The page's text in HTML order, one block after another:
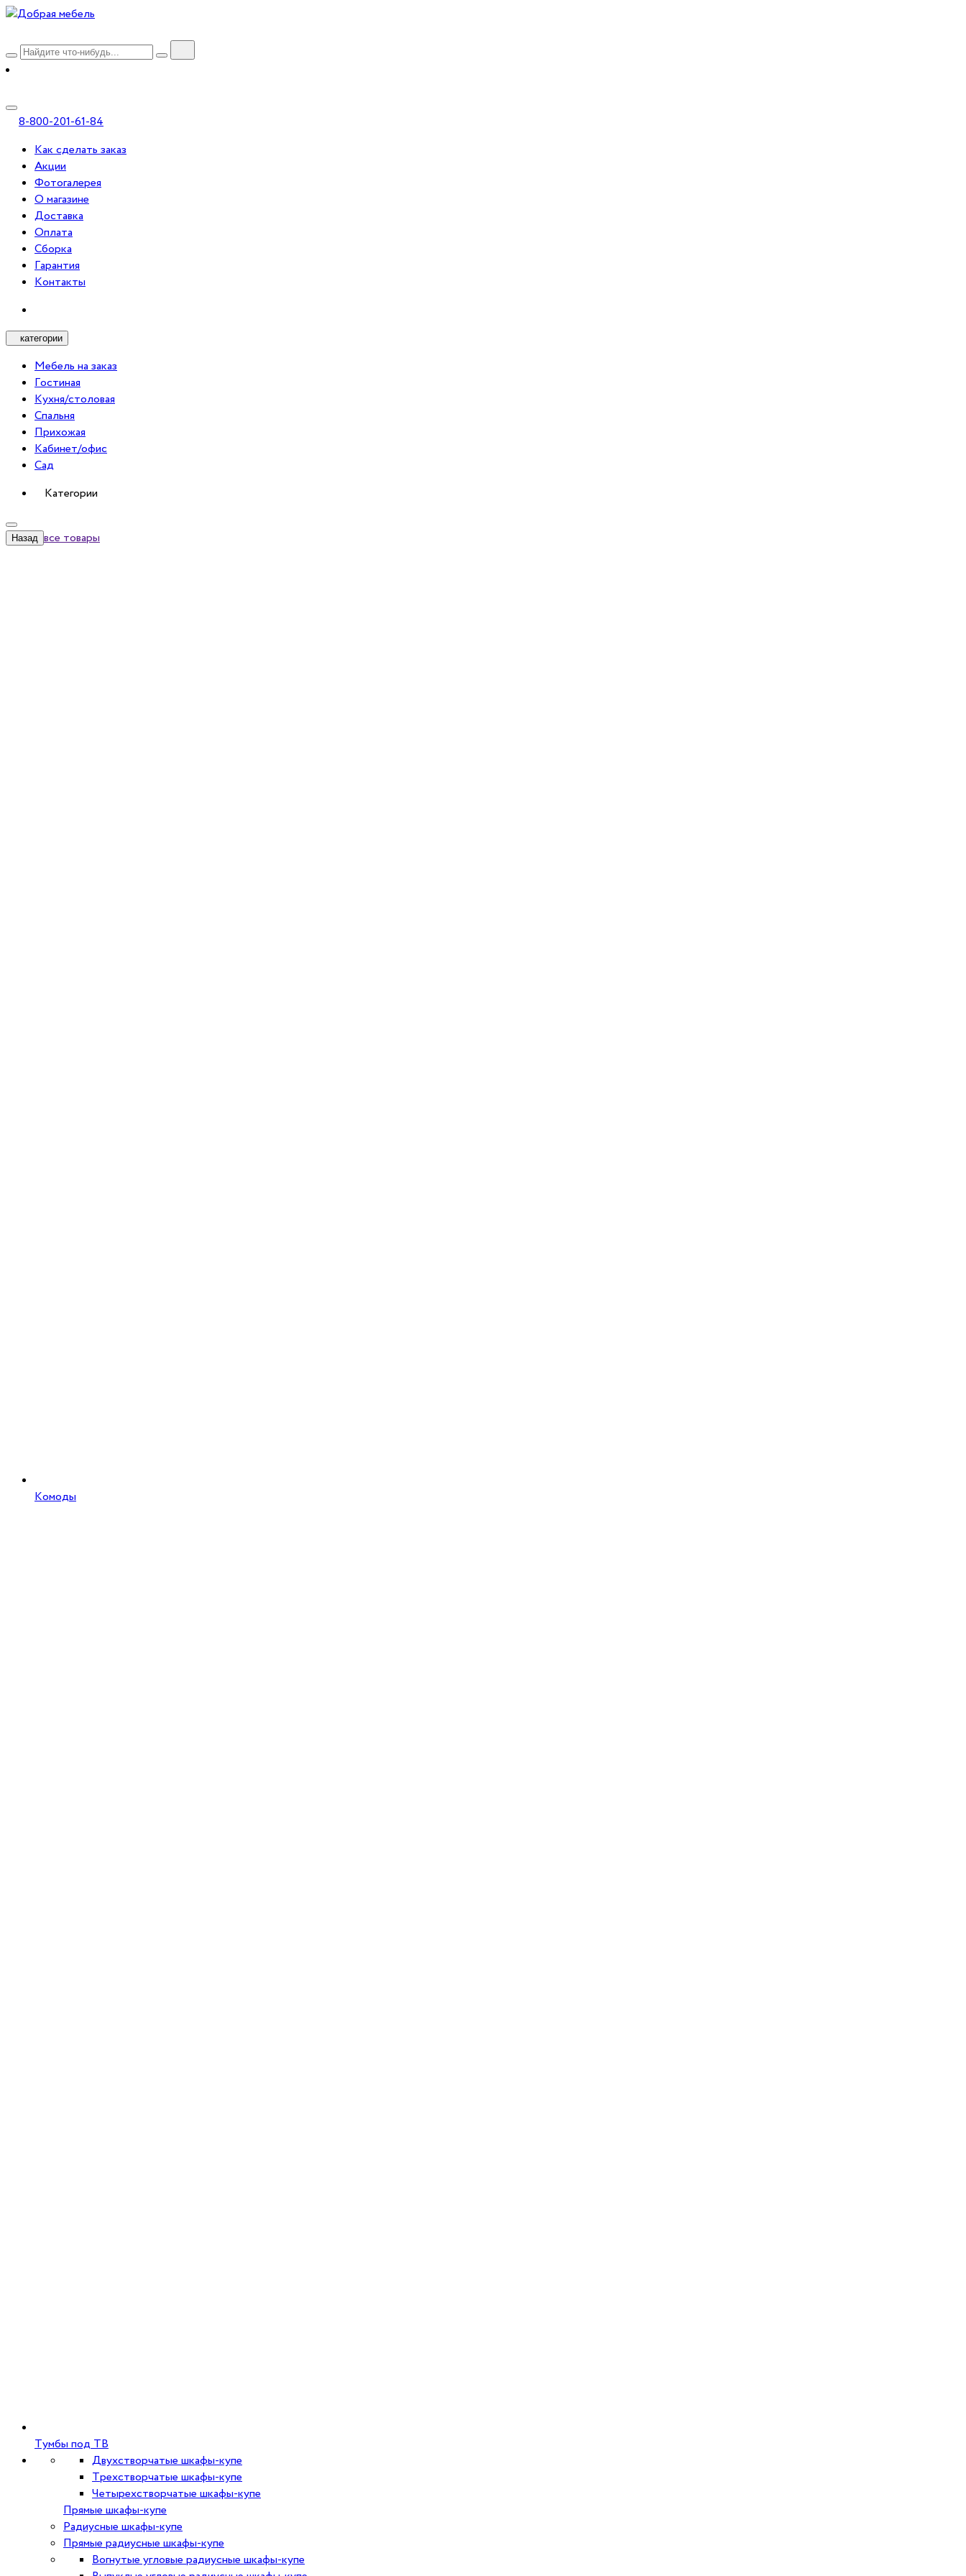
8-800-201-61-84
Как сделать заказ
Акции
Фотогалерея
О магазине
Доставка
Оплата
Сборка
Гарантия
Контакты
категории
Мебель на заказ
Гостиная
Кухня/столовая
Спальня
Прихожая
Кабинет/офис
Сад
Категории
Назад все товары
Комоды
Тумбы под ТВ
Двухстворчатые шкафы-купе
Трехстворчатые шкафы-купе
Четырехстворчатые шкафы-купе
Прямые шкафы-купе
Радиусные шкафы-купе
Прямые радиусные шкафы-купе
Вогнутые угловые радиусные шкафы-купе